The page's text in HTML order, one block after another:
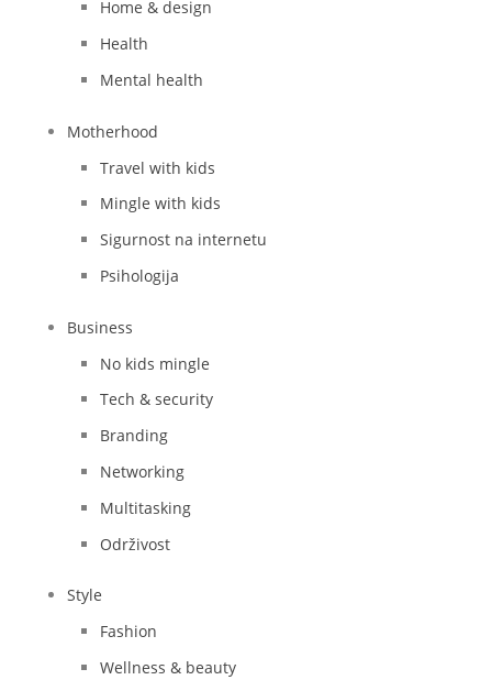
Home & design
Health
Mental health
Motherhood
Travel with kids
Mingle with kids
Sigurnost na internetu
Psihologija
Business
No kids mingle
Tech & security
Branding
Networking
Multitasking
Održivost
Style
Fashion
Wellness & beauty